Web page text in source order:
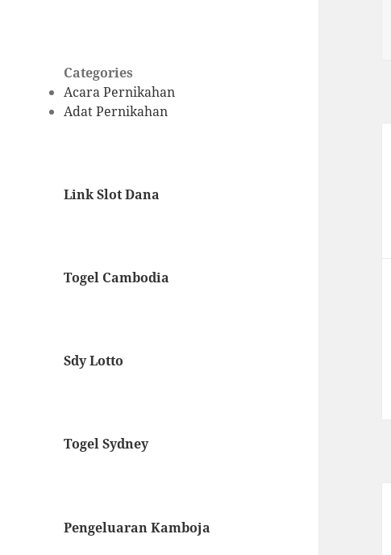
Categories
Acara Pernikahan
Adat Pernikahan
Link Slot Dana
Togel Cambodia
Sdy Lotto
Togel Sydney
Pengeluaran Kamboja